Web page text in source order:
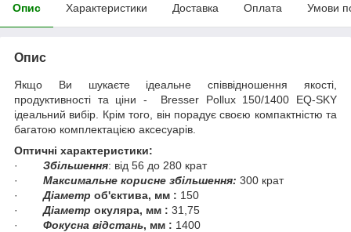
Опис Характеристики Доставка Оплата Умови
Опис
Якщо Ви шукаєте ідеальне співвідношення якості,
продуктивності та ціни - Bresser Pollux 150/1400 EQ-SKY
ідеальний вибір. Крім того, він порадує своєю компактністю та
багатою комплектацією аксесуарів.
Оптичні характеристики:
· Збільшення: від 56 до 280 крат
· Максимальне корисне збільшення: 300 крат
·Діаметр об'єктива, мм : 150
·Діаметр окуляра, мм : 31,75
· Фокусна відстань, мм : 1400